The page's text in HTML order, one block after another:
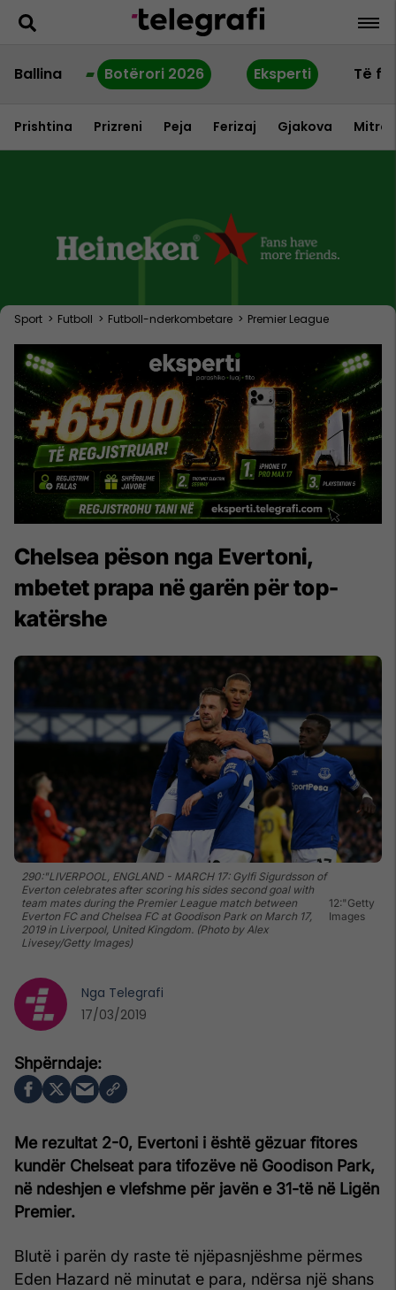
Ballina Botërori 2026 Eksperti Të
Prishtina Prizreni Peja Ferizaj Gjakova
Sport > Futboll > Futboll-nderkombetare > Premier League
Chelsea pëson nga Evertoni,
mbetet prapa në garën për top-
katërshe
290:"LIVERPOOL, ENGLAND - MARCH 17: Gylfi Sigurdsson of
Everton celebrates after scoring his sides second goal with
team mates during the Premier League match between
Everton FC and Chelsea FC at Goodison Park on March 17,
2019 in Liverpool, United Kingdom. (Photo by Alex
Livesey/Getty Images)
12:"Getty
Images
Me rezultat 2-0, Evertoni i është gëzuar fitores
kundër Chelseat para tifozëve në Goodison Park,
në ndeshjen e vlefshme për javën e 31-të në Ligën
Premier.
Blutë i parën dy raste të njëpasnjëshme përmes
Eden Hazard në minutat e para, ndërsa një shans
Nga Telegrafi
17/03/2019